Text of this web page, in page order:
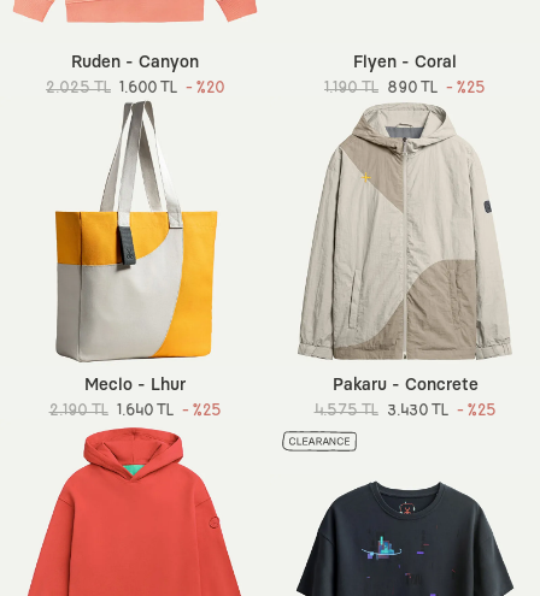
Ruden - Canyon
2.025 TL 1.600 TL - %20
Flyen - Coral
1.190 TL 890 TL - %25
Meclo - Lhur
2.190 TL 1.640 TL - %25
Pakaru - Concrete
4.575 TL 3.430 TL - %25